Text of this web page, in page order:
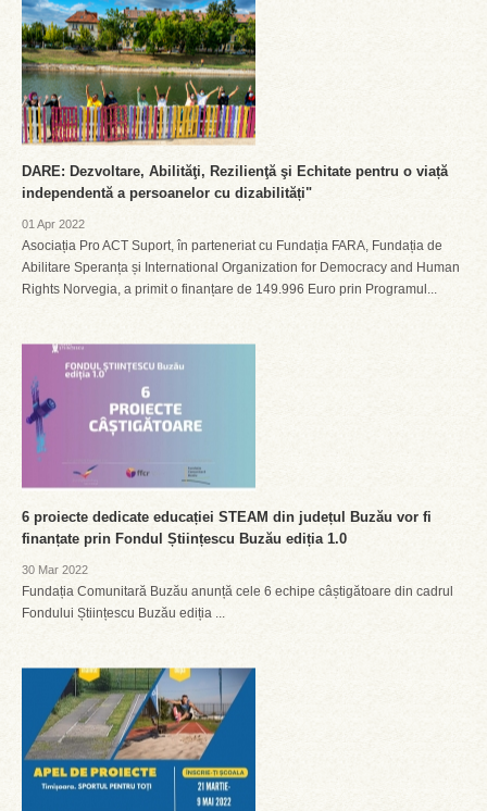
DARE: Dezvoltare, Abilităţi, Rezilienţă şi Echitate pentru o viață
independentă a persoanelor cu dizabilități"
01 Apr 2022
Asociația Pro ACT Suport, în parteneriat cu Fundația FARA, Fundația de
Abilitare Speranța și International Organization for Democracy and Human
Rights Norvegia, a primit o finanțare de 149.996 Euro prin Programul...
6 proiecte dedicate educației STEAM din județul Buzău vor fi
finanțate prin Fondul Științescu Buzău ediția 1.0
30 Mar 2022
Fundația Comunitară Buzău anunță cele 6 echipe câștigătoare din cadrul
Fondului Științescu Buzău ediția ...